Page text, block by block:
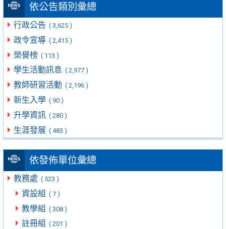
依公告類別彙總
行政公告 ( 3,625 )
政令宣導 ( 2,415 )
榮譽榜 ( 113 )
學生活動訊息 ( 2,977 )
教師研習活動 ( 2,196 )
新生入學 ( 90 )
升學資訊 ( 280 )
生涯發展 ( 483 )
依發佈單位彙總
教務處 ( 523 )
資設組 ( 7 )
教學組 ( 308 )
註冊組 ( 201 )